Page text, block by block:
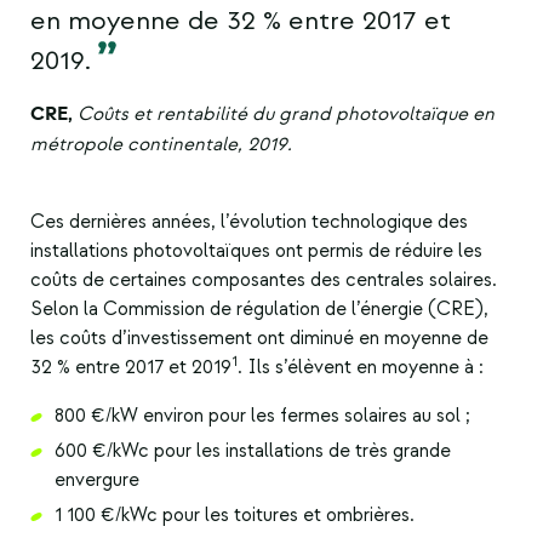
en moyenne de 32 % entre 2017 et
2019.
CRE, Coûts et rentabilité du grand photovoltaïque en
métropole continentale, 2019.
Ces dernières années, l’évolution technologique des
installations photovoltaïques ont permis de réduire les
coûts de certaines composantes des centrales solaires.
Selon la Commission de régulation de l’énergie (CRE),
les coûts d’investissement ont diminué en moyenne de
32 % entre 2017 et 20191. Ils s’élèvent en moyenne à :
800 €/kW environ pour les fermes solaires au sol ;
600 €/kWc pour les installations de très grande
envergure
1 100 €/kWc pour les toitures et ombrières.